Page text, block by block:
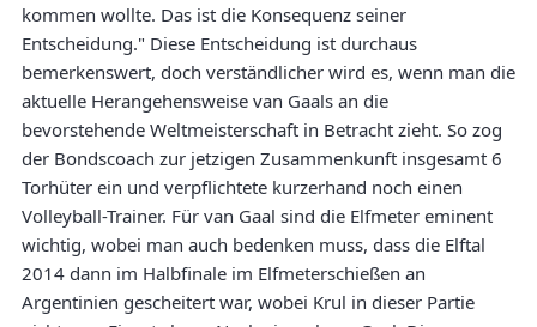
kommen wollte. Das ist die Konsequenz seiner
Entscheidung." Diese Entscheidung ist durchaus
bemerkenswert, doch verständlicher wird es, wenn man die
aktuelle Herangehensweise van Gaals an die
bevorstehende Weltmeisterschaft in Betracht zieht. So zog
der Bondscoach zur jetzigen Zusammenkunft insgesamt 6
Torhüter ein und verpflichtete kurzerhand noch einen
Volleyball-Trainer. Für van Gaal sind die Elfmeter eminent
wichtig, wobei man auch bedenken muss, dass die Elftal
2014 dann im Halbfinale im Elfmeterschießen an
Argentinien gescheitert war, wobei Krul in dieser Partie